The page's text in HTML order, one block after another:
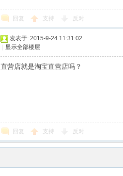
回复 支持 反对
发表于: 2015-9-24 11:31:02
显示全部楼层
直营店就是淘宝直营店吗？
回复 支持 反对